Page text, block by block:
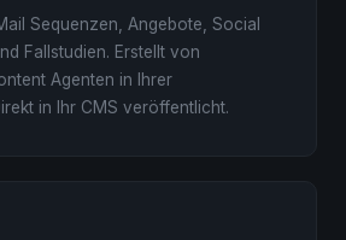
Sequenzen, Angebote, Social
Fallstudien. Erstellt von
Agenten in Ihrer
in Ihr CMS veröffentlicht.